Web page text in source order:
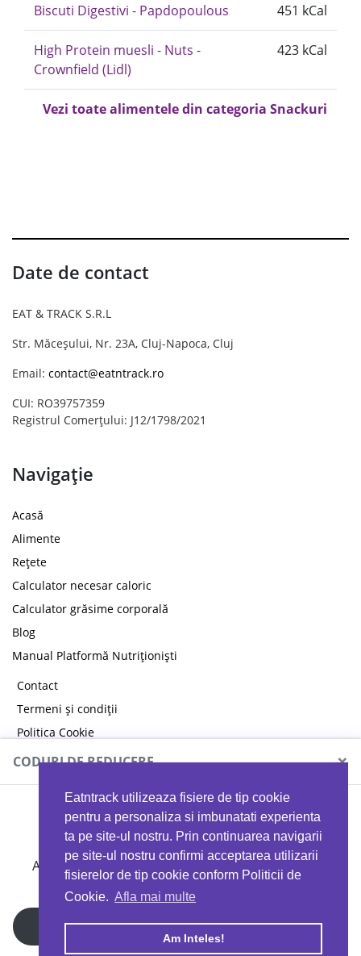
Eatntrack utilizeaza fisiere de tip cookie
pentru a personaliza si imbunatati experienta
ta pe site-ul nostru. Prin continuarea navigarii
pe site-ul nostru confirmi acceptarea utilizarii
fisierelor de tip cookie conform Politicii de
Cookie. Afla mai multe
Am Inteles!
Biscuti Digestivi - Papdopoulous 451 kCal
High Protein muesli - Nuts -
Crownfield (Lidl)
423 kCal
Vezi toate alimentele din categoria Snackuri
Date de contact
EAT & TRACK S.R.L
Str. Măceșului, Nr. 23A, Cluj-Napoca, Cluj
Email: contact@eatntrack.ro
CUI: RO39757359
Registrul Comerțului: J12/1798/2021
Navigație
Acasă
Alimente
Rețete
Calculator necesar caloric
Calculator grăsime corporală
Blog
Manual Platformă Nutriționiști
Contact
Termeni și condiții
Politica Cookie
Politica de confidențialitate
Copyright © 2026 EAT & TRACK S.R.L
CODURI DE REDUCERE ×
MYPROTEIN
Ai 40%reducere la orice comandă folosind codul
EATTRACK
Profită acum